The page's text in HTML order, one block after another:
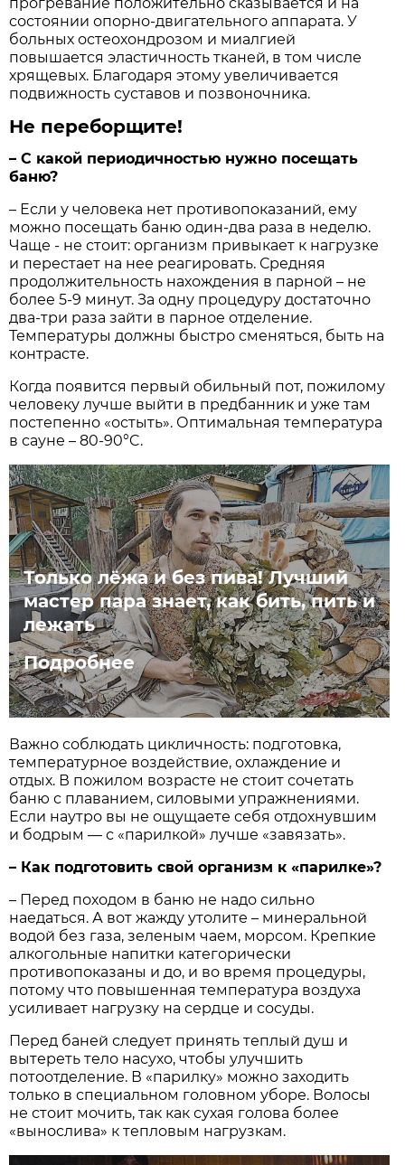
состоянии опорно-двигательного аппарата. У
больных остеохондрозом и миалгией
повышается эластичность тканей, в том числе
хрящевых. Благодаря этому увеличивается
подвижность суставов и позвоночника.
Не переборщите!
– С какой периодичностью нужно посещать
баню?
– Если у человека нет противопоказаний, ему
можно посещать баню один-два раза в неделю.
Чаще - не стоит: организм привыкает к нагрузке
и перестает на нее реагировать. Средняя
продолжительность нахождения в парной – не
более 5-9 минут. За одну процедуру достаточно
два-три раза зайти в парное отделение.
Температуры должны быстро сменяться, быть на
контрасте.
Когда появится первый обильный пот, пожилому
человеку лучше выйти в предбанник и уже там
постепенно «остыть». Оптимальная температура
в сауне – 80-90°C.
Только лёжа и без пива! Лучший
мастер пара знает, как бить, пить и
лежать
Подробнее
Важно соблюдать цикличность: подготовка,
температурное воздействие, охлаждение и
отдых. В пожилом возрасте не стоит сочетать
баню с плаванием, силовыми упражнениями.
Если наутро вы не ощущаете себя отдохнувшим
и бодрым — с «парилкой» лучше «завязать».
– Как подготовить свой организм к «парилке»?
– Перед походом в баню не надо сильно
наедаться. А вот жажду утолите – минеральной
водой без газа, зеленым чаем, морсом. Крепкие
алкогольные напитки категорически
противопоказаны и до, и во время процедуры,
потому что повышенная температура воздуха
усиливает нагрузку на сердце и сосуды.
Перед баней следует принять теплый душ и
вытереть тело насухо, чтобы улучшить
потоотделение. В «парилку» можно заходить
только в специальном головном уборе. Волосы
не стоит мочить, так как сухая голова более
«вынослива» к тепловым нагрузкам.